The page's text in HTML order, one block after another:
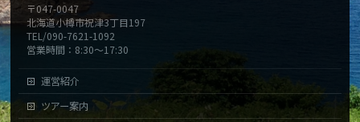
〒047-0047
北海道小樽市祝津3丁目197
TEL/090-7621-1092
営業時間：8:30～17:30
運営紹介
ツアー案内